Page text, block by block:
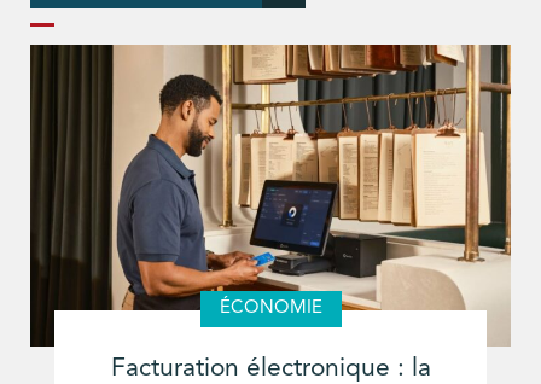
ÉCONOMIE
Facturation électronique : la